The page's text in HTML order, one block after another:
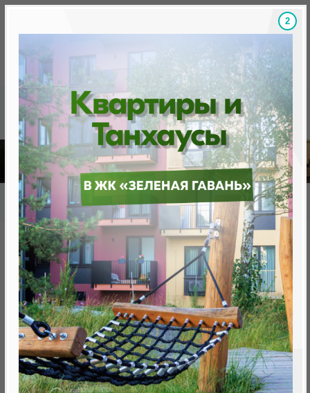
Скидки на новостройки, бонусы Готовые
Главная База новостроек Минска «Минск Мир»
22.7 "София", квартал "Центральная Европа"
22.7 "София", квартал
"Центральная Европа"
нет в продаже
Минск, Октябрьский, просп .Мира д.10
метро «Ковальская Слобода», 566 м
1